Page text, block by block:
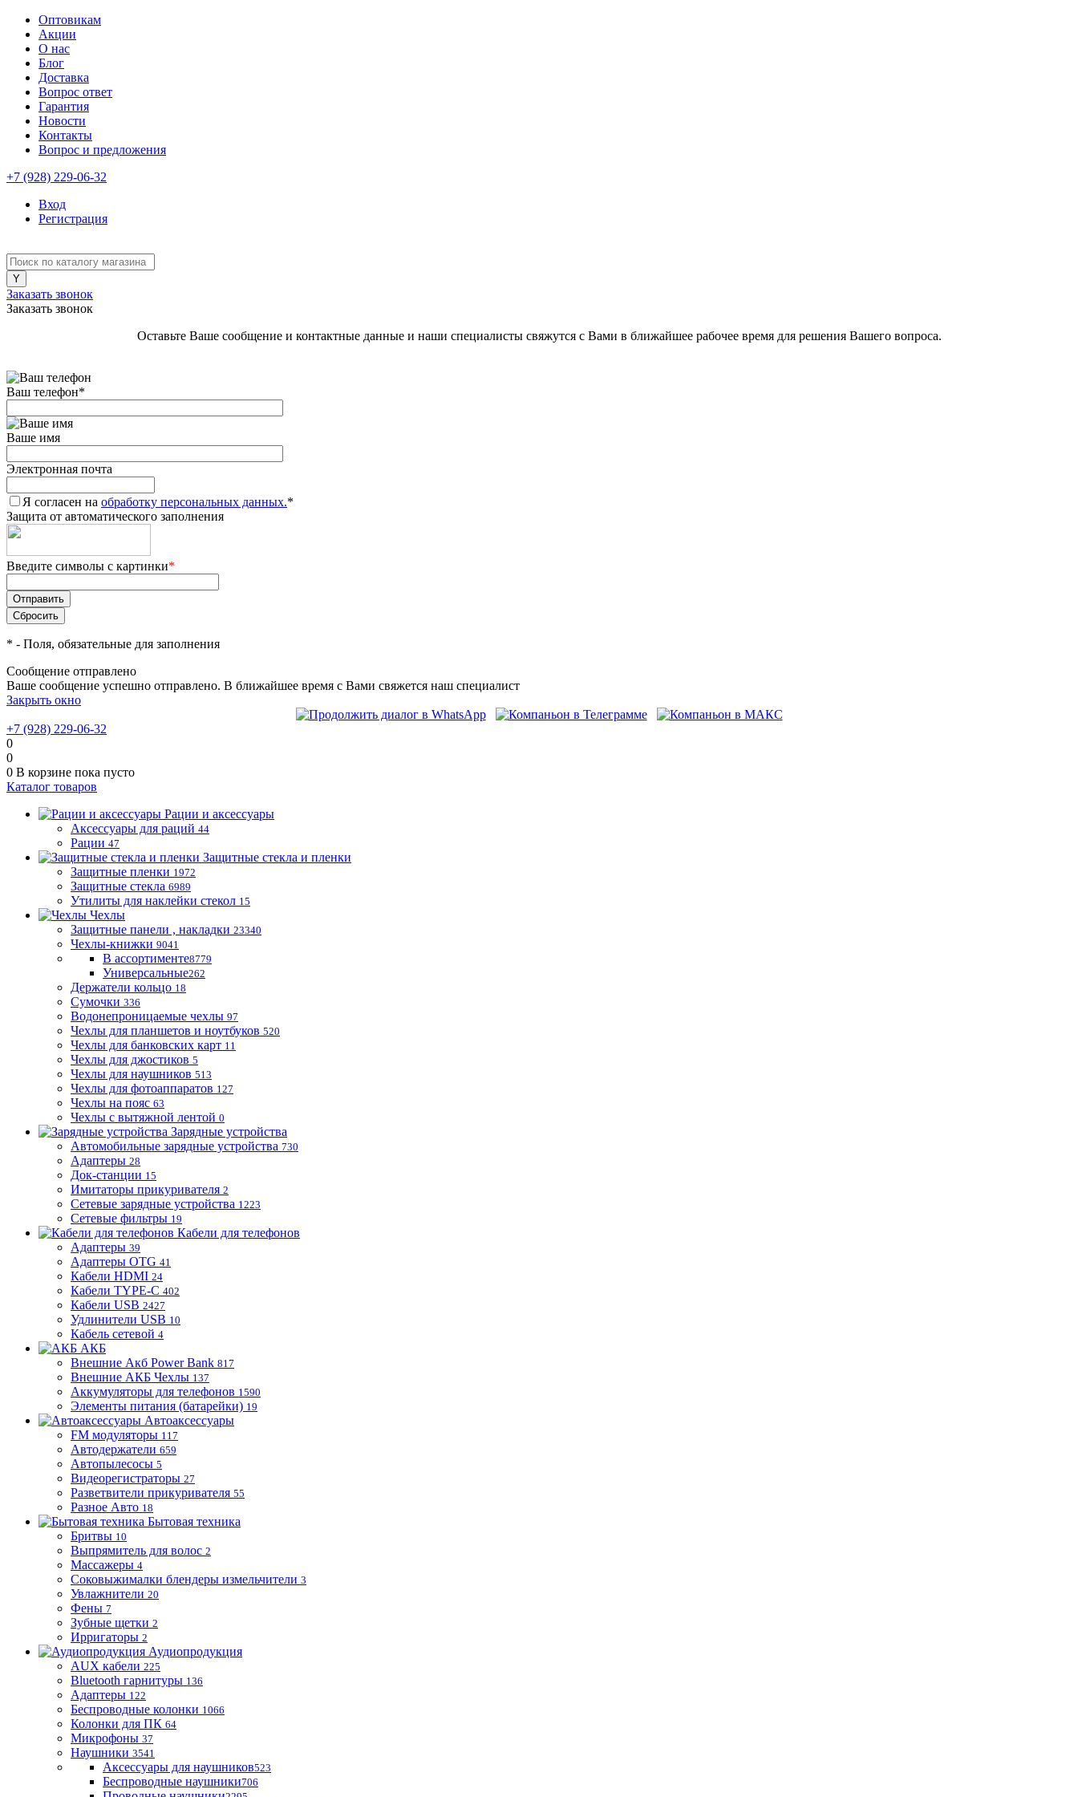
Оптовикам
Акции
О нас
Блог
Доставка
Вопрос ответ
Гарантия
Новости
Контакты
Вопрос и предложения
+7 (928) 229-06-32
Вход
Регистрация
Заказать звонок
Заказать звонок
Оставьте Ваше сообщение и контактные данные и наши специалисты свяжутся с Вами в ближайшее рабочее время для решения Вашего вопроса.
Ваш телефон*
Ваше имя
Электронная почта
Я согласен на обработку персональных данных.*
Защита от автоматического заполнения
Введите символы с картинки*
* - Поля, обязательные для заполнения
Сообщение отправлено
Ваше сообщение успешно отправлено. В ближайшее время с Вами свяжется наш специалист
Закрыть окно
+7 (928) 229-06-32
0
0
0 В корзине пока пусто
Каталог товаров
Рации и аксессуары
Аксессуары для раций 44
Рации 47
Защитные стекла и пленки
Защитные пленки 1972
Защитные стекла 6989
Утилиты для наклейки стекол 15
Чехлы
Защитные панели , накладки 23340
Чехлы-книжки 9041
В ассортименте8779
Универсальные262
Держатели кольцо 18
Сумочки 336
Водонепроницаемые чехлы 97
Чехлы для планшетов и ноутбуков 520
Чехлы для банковских карт 11
Чехлы для джостиков 5
Чехлы для наушников 513
Чехлы для фотоаппаратов 127
Чехлы на пояс 63
Чехлы с вытяжной лентой 0
Зарядные устройства
Автомобильные зарядные устройства 730
Адаптеры 28
Док-станции 15
Имитаторы прикуривателя 2
Сетевые зарядные устройства 1223
Сетевые фильтры 19
Кабели для телефонов
Адаптеры 39
Адаптеры OTG 41
Кабели HDMI 24
Кабели TYPE-C 402
Кабели USB 2427
Удлинители USB 10
Кабель сетевой 4
АКБ
Внешние Акб Power Bank 817
Внешние АКБ Чехлы 137
Аккумуляторы для телефонов 1590
Элементы питания (батарейки) 19
Автоаксессуары
FM модуляторы 117
Автодержатели 659
Автопылесосы 5
Видеорегистраторы 27
Разветвители прикуривателя 55
Разное Авто 18
Бытовая техника
Бритвы 10
Выпрямитель для волос 2
Массажеры 4
Соковыжималки блендеры измельчители 3
Увлажнители 20
Фены 7
Зубные щетки 2
Ирригаторы 2
Аудиопродукция
AUX кабели 225
Bluetooth гарнитуры 136
Адаптеры 122
Беспроводные колонки 1066
Колонки для ПК 64
Микрофоны 37
Наушники 3541
Аксессуары для наушников523
Беспроводные наушники706